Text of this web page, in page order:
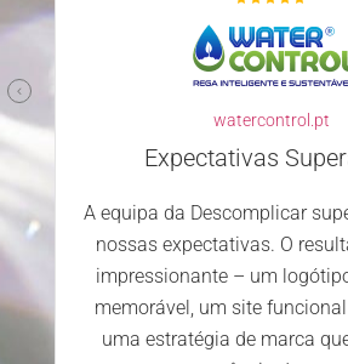
watercontrol.pt
Expectativas
A equipa da Descomplicar
nossas expectativas. O
impressionante – um
memorável, um site
uma estratégia de marca